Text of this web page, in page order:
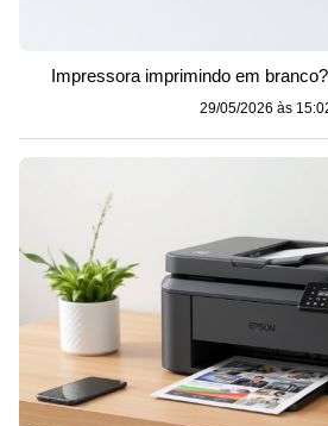
Impressora imprimindo em
29/05/2026 às